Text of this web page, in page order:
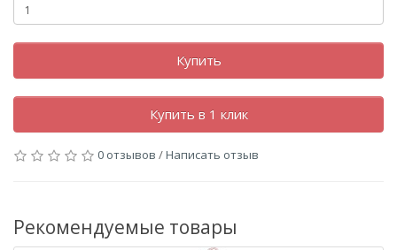
Купить
Купить в 1 клик
0 отзывов /Написать отзыв
Рекомендуемые товары